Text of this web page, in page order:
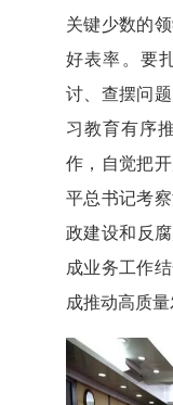
关键少数的
好表率。要
讨、查摆问
习教育有序
作，自觉把
平总书记考
政建设和反
成业务工作
成推动高质量